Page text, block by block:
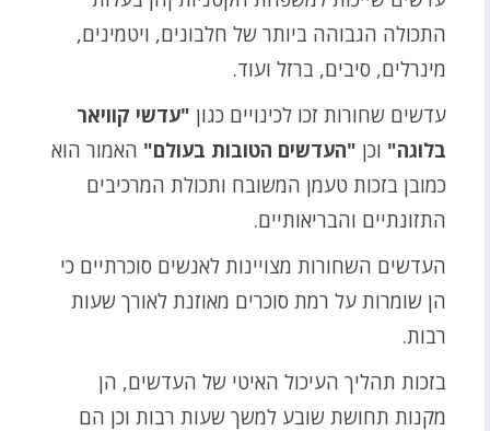
התכולה הגבוהה ביותר של חלבונים, ויטמינים,
מינרלים, סיבים, ברזל ועוד.
עדשים שחורות זכו לכינויים כגון "עדשי קוויאר
בלוגה" וכן "העדשים הטובות בעולם" האמור הוא
כמובן בזכות טעמן המשובח ותכולת המרכיבים
התזונתיים והבריאותיים.
העדשים השחורות מצויינות לאנשים סוכרתיים כי
הן שומרות על רמת סוכרים מאוזנת לאורך שעות
רבות.
בזכות תהליך העיכול האיטי של העדשים, הן
מקנות תחושת שובע למשך שעות רבות וכן הם